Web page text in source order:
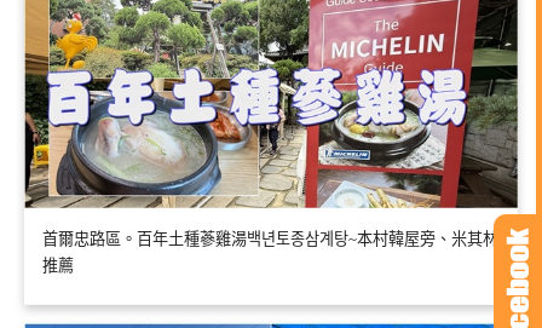
首爾忠路區。百年土種蔘雞湯백년토종삼계탕~本村韓屋旁、米其林
推薦